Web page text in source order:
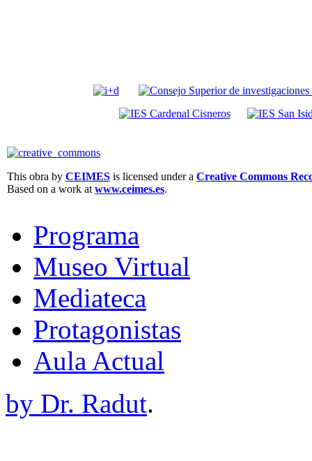
This obra by CEIMES is licensed under a Creative Commons
Based on a work at www.ceimes.es.
Programa
Museo Virtual
Mediateca
Protagonistas
Aula Actual
by Dr. Radut.